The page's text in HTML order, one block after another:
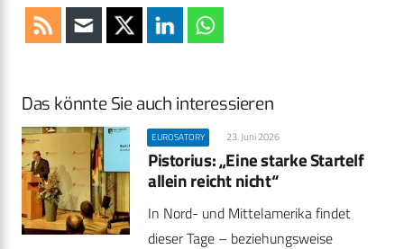
Das könnte Sie auch interessieren
EUROSATORY 23. Juni 2026
Pistorius: „Eine starke Startelf
allein reicht nicht“
In Nord- und Mittelamerika findet
dieser Tage – beziehungsweise